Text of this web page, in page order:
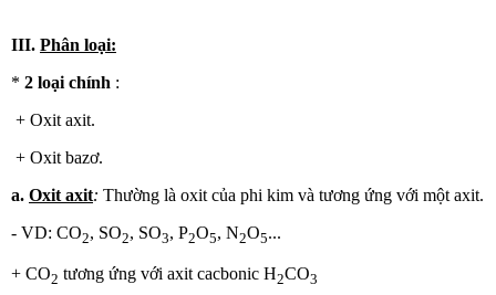
III. Phân loại:
* 2 loại chính :
+ Oxit axit.
+ Oxit bazơ.
a. Oxit axit: Thường là oxit của phi kim và tương ứng với một axit.
- VD: CO2, SO2, SO3, P2O5, N2O5...
+ CO2 tương ứng với axit cacbonic H2CO3